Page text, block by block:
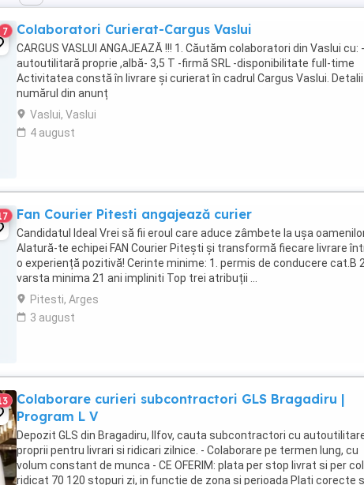
7 Colaboratori Curierat-Cargus Vaslui
CARGUS VASLUI ANGAJEAZĂ !!! 1. Căutăm colaboratori din Vaslui cu: -
autoutilitară proprie ,albă- 3,5 T -firmă SRL -disponibilitate full-time
Activitatea constă în livrare și curierat în cadrul Cargus Vaslui. Detalii
numărul din anunț
Vaslui, Vaslui
4 august
Fan Courier Pitesti angajează curier
Candidatul Ideal Vrei să fii eroul care aduce zâmbete la ușa
Alatură-te echipei FAN Courier Pitești și transformă fiecare livrare
o experiență pozitivă! Cerinte minime: 1. permis de conducere cat.B 2.
varsta minima 21 ani impliniti Top trei atribuții ...
Pitesti, Arges
3 august
Colaborare curieri subcontractori GLS Bragadiru |
Program L V
Depozit GLS din Bragadiru, Ilfov, cauta subcontractori cu
proprii pentru livrari si ridicari zilnice. - Colaborare pe termen lung, cu
volum constant de munca - CE OFERIM: plata per stop livrat si per
ridicat 70 120 stopuri zi, in functie de zona si perioada Plati corecte